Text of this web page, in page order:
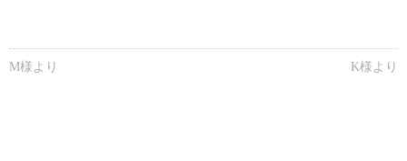
M様より K様より